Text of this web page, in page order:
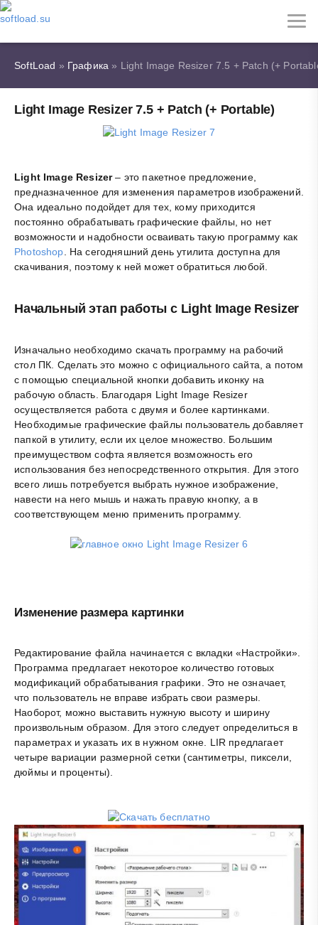
SoftLoad » Графика » Light Image Resizer 7.5 + Patch (+
Light Image Resizer 7.5 + Patch (+ Portable)
Light Image Resizer– это пакетное предложение,
предназначенное для изменения параметров изображений.
Она идеально подойдет для тех, кому приходится
постоянно обрабатывать графические файлы, но нет
возможности и надобности осваивать такую программу как
Photoshop . На сегодняшний день утилита доступна для
скачивания, поэтому к ней может обратиться любой.
Начальный этап работы с Light Image Resizer
Изначально необходимо скачать программу на рабочий
стол ПК. Сделать это можно с официального сайта, а потом
с помощью специальной кнопки добавить иконку на
рабочую область. Благодаря Light Image Resizer
осуществляется работа с двумя и более картинками.
Необходимые графические файлы пользователь добавляет
папкой в утилиту, если их целое множество. Большим
преимуществом софта является возможность его
использования без непосредственного открытия. Для этого
всего лишь потребуется выбрать нужное изображение,
навести на него мышь и нажать правую кнопку, а в
соответствующем меню применить программу.
Изменение размера картинки
Редактирование файла начинается с вкладки «Настройки».
Программа предлагает некоторое количество готовых
модификаций обрабатывания графики. Это не означает,
что пользователь не вправе избрать свои размеры.
Наоборот, можно выставить нужную высоту и ширину
произвольным образом. Для этого следует определиться в
параметрах и указать их в нужном окне. LIR предлагает
четыре вариации размерной сетки (сантиметры, пиксели,
дюймы и проценты).